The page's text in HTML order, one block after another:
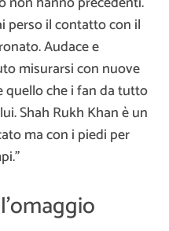
perso il contatto con il
Audace e
misurarsi con nuove
quello che i fan da tutto
Shah Rukh Khan è un
ma con i piedi per